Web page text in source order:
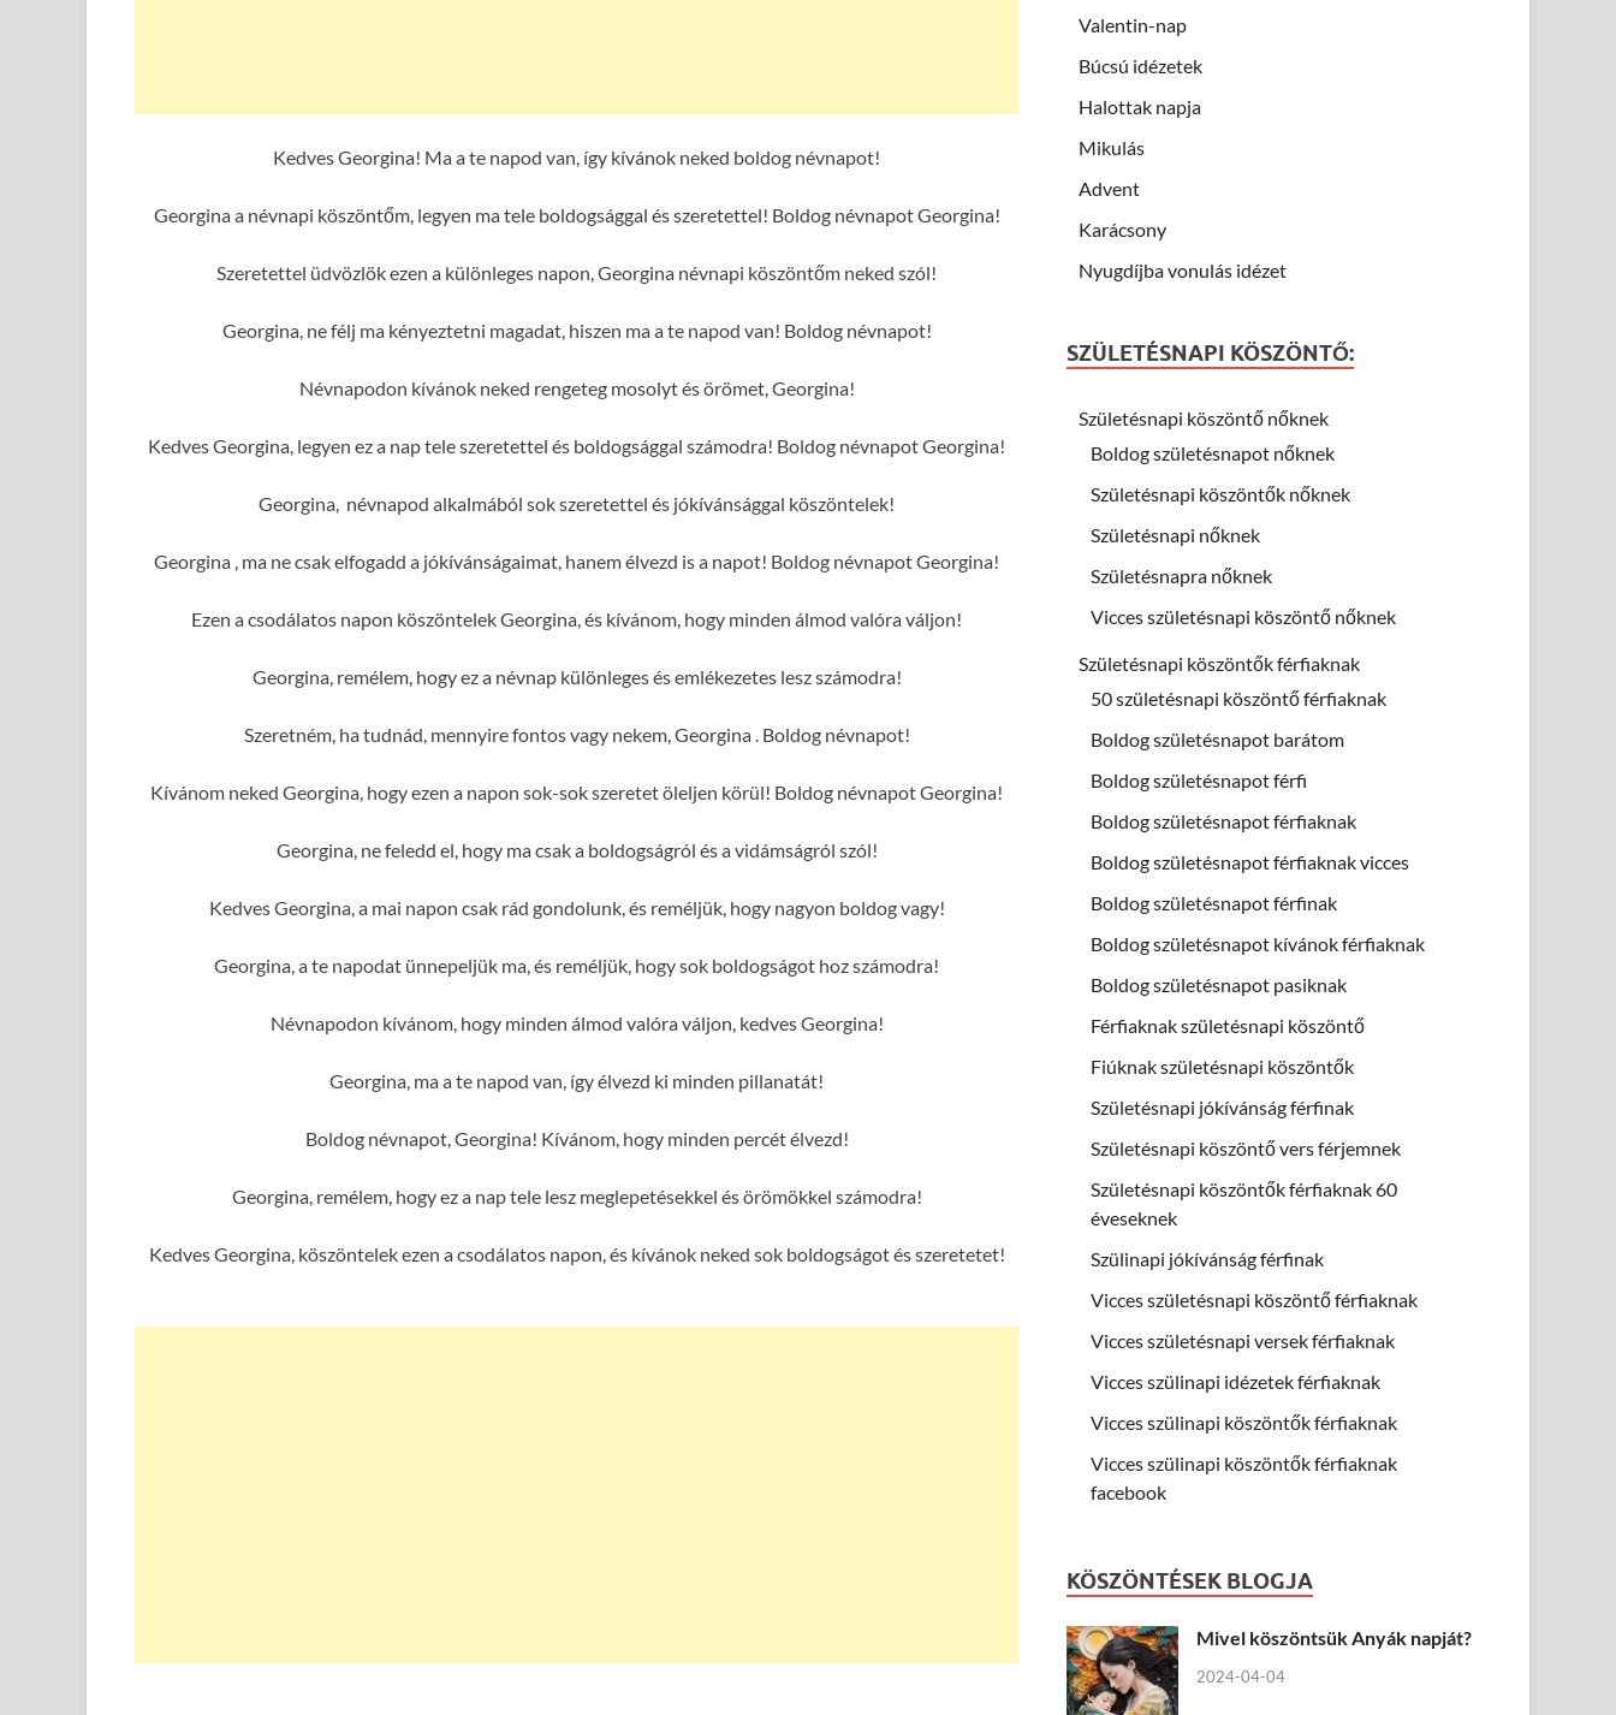
Kedves Georgina! Ma a te napod van, így kívánok neked boldog névnapot!
Georgina a névnapi köszöntőm, legyen ma tele boldogsággal és szeretettel! Boldog névnapot Georgina!
Szeretettel üdvözlök ezen a különleges napon, Georgina névnapi köszöntőm neked szól!
Georgina, ne félj ma kényeztetni magadat, hiszen ma a te napod van! Boldog névnapot!
Névnapodon kívánok neked rengeteg mosolyt és örömet, Georgina!
Kedves Georgina, legyen ez a nap tele szeretettel és boldogsággal számodra! Boldog névnapot Georgina!
Georgina, névnapod alkalmából sok szeretettel és jókívánsággal köszöntelek!
Georgina , ma ne csak elfogadd a jókívánságaimat, hanem élvezd is a napot! Boldog névnapot Georgina!
Ezen a csodálatos napon köszöntelek Georgina, és kívánom, hogy minden álmod valóra váljon!
Georgina, remélem, hogy ez a névnap különleges és emlékezetes lesz számodra!
Szeretném, ha tudnád, mennyire fontos vagy nekem, Georgina . Boldog névnapot!
Kívánom neked Georgina, hogy ezen a napon sok-sok szeretet öleljen körül! Boldog névnapot Georgina!
Georgina, ne feledd el, hogy ma csak a boldogságról és a vidámságról szól!
Kedves Georgina, a mai napon csak rád gondolunk, és reméljük, hogy nagyon boldog vagy!
Georgina, a te napodat ünnepeljük ma, és reméljük, hogy sok boldogságot hoz számodra!
Névnapodon kívánom, hogy minden álmod valóra váljon, kedves Georgina!
Georgina, ma a te napod van, így élvezd ki minden pillanatát!
Boldog névnapot, Georgina! Kívánom, hogy minden percét élvezd!
Georgina, remélem, hogy ez a nap tele lesz meglepetésekkel és örömökkel számodra!
Kedves Georgina, köszöntelek ezen a csodálatos napon, és kívánok neked sok boldogságot és szeretetet!
Valentin-nap
Búcsú idézetek
Halottak napja
Mikulás
Advent
Karácsony
Nyugdíjba vonulás idézet
SZÜLETÉSNAPI KÖSZÖNTŐ:
Születésnapi köszöntő nőknek
Boldog születésnapot nőknek
Születésnapi köszöntők nőknek
Születésnapi nőknek
Születésnapra nőknek
Vicces születésnapi köszöntő nőknek
Születésnapi köszöntők férfiaknak
50 születésnapi köszöntő férfiaknak
Boldog születésnapot barátom
Boldog születésnapot férfi
Boldog születésnapot férfiaknak
Boldog születésnapot férfiaknak vicces
Boldog születésnapot férfinak
Boldog születésnapot kívánok férfiaknak
Boldog születésnapot pasiknak
Férfiaknak születésnapi köszöntő
Fiúknak születésnapi köszöntők
Születésnapi jókívánság férfinak
Születésnapi köszöntő vers férjemnek
Születésnapi köszöntők férfiaknak 60
éveseknek
Szülinapi jókívánság férfinak
Vicces születésnapi köszöntő férfiaknak
Vicces születésnapi versek férfiaknak
Vicces szülinapi idézetek férfiaknak
Vicces szülinapi köszöntők férfiaknak
Vicces szülinapi köszöntők férfiaknak
facebook
KÖSZÖNTÉSEK BLOGJA
Mivel köszöntsük Anyák napját?
2024-04-04